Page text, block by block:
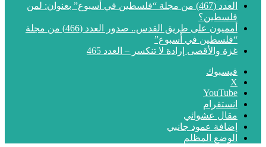
العدد (467) من مجلة “فلسطين في أسبوع” بعنوان: لمن
فلسطين؟
أمميون على طريق القدس.. صدور العدد (466) من مجلة
“فلسطين في أسبوع”
غزة والأقصى إرادة لا تنكسر – العدد 465
فيسبوك
‫X
‫YouTube
انستقرام
مقال عشوائي
إضافة عمود جانبي
الوضع المظلم